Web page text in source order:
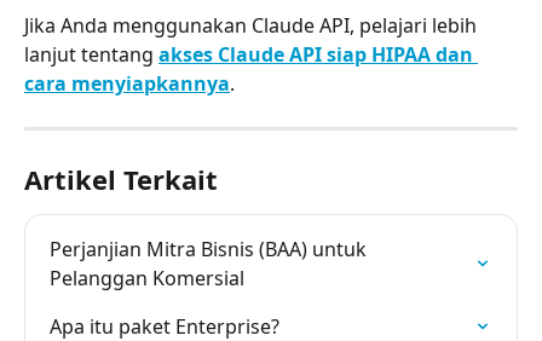
Jika Anda menggunakan Claude API, pelajari lebih
lanjut tentang akses Claude API siap HIPAA dan
cara menyiapkannya.
Artikel Terkait
Perjanjian Mitra Bisnis (BAA) untuk
Pelanggan Komersial
Apa itu paket Enterprise?